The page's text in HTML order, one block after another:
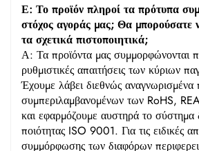
Ε: Το προϊόν πληροί τα πρότυπα
στόχος αγοράς μας; Θα μπορούσατε
τα σχετικά πιστοποιητικά;
Α: Τα προϊόντα μας συμμορφώνονται
ρυθμιστικές απαιτήσεις των κύριων
Έχουμε λάβει διεθνώς αναγνωρισμένα
συμπεριλαμβανομένων των RoHS,
και εφαρμόζουμε αυστηρά το σύστημα
ποιότητας ISO 9001. Για τις ειδικές
συμμόρφωσης των διαφόρων